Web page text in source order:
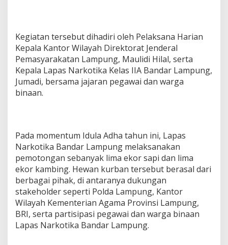
p
u
n
g
L
a
k
a
n
S
h
o
l
a
t
H
a
Kegiatan tersebut dihadiri oleh Pelaksana Harian
Kepala Kantor Wilayah Direktorat Jenderal
Pemasyarakatan Lampung, Maulidi Hilal, serta
Kepala Lapas Narkotika Kelas IIA Bandar Lampung,
Jumadi, bersama jajaran pegawai dan warga
binaan.
Pada momentum Idula Adha tahun ini, Lapas
Narkotika Bandar Lampung melaksanakan
pemotongan sebanyak lima ekor sapi dan lima
ekor kambing. Hewan kurban tersebut berasal dari
berbagai pihak, di antaranya dukungan
stakeholder seperti Polda Lampung, Kantor
Wilayah Kementerian Agama Provinsi Lampung,
BRI, serta partisipasi pegawai dan warga binaan
Lapas Narkotika Bandar Lampung.